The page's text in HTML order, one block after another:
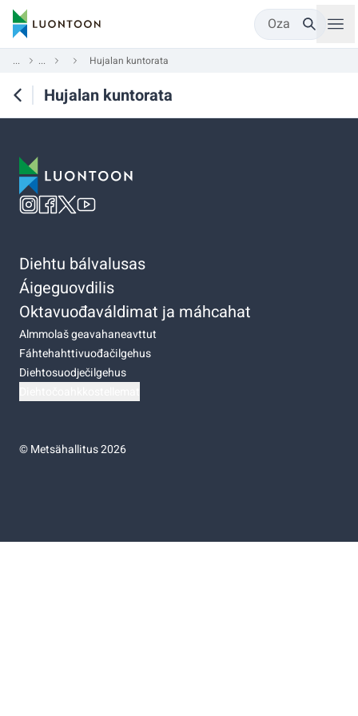
Oza
... ... Hujalan kuntorata
Hujalan kuntorata
Diehtu bálvalusas
Áigeguovdilis
Oktavuođaváldimat ja máhcahat
Almmolaš geavahaneavttut
Fáhtehahttivuođačilgehus
Diehtosuodječilgehus
©Metsähallitus 2026